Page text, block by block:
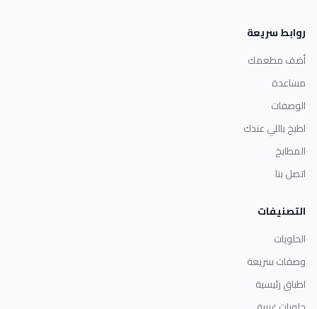
روابط سريعة
أضف مطعمك
مساعدة
الوصفات
اطبخ باللي عندك
المطابخ
اتصل بنا
التصنيفات
الحلويات
وصفات سريعة
اطباق رئيسية